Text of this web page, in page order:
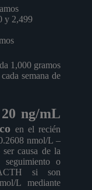
y 2,499
1,000 gramos
semana de
ng/mL
en el recién
nmol/L –
causa de la
seguimiento o
si son
L mediante